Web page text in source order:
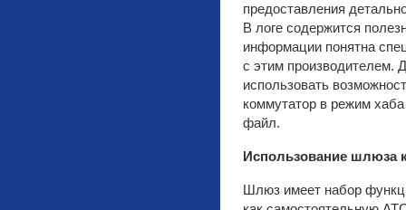
предоставления
В логе содержится
информации понятна
с этим производителем.
использовать
коммутатор в режим
файл.
Использование шлюза
Шлюз имеет набор